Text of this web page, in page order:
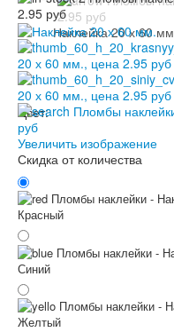
Наклейка 20 х 60
Увеличить изображение
Скидка от количества
Цвет:
Красный
Синий
Желтый